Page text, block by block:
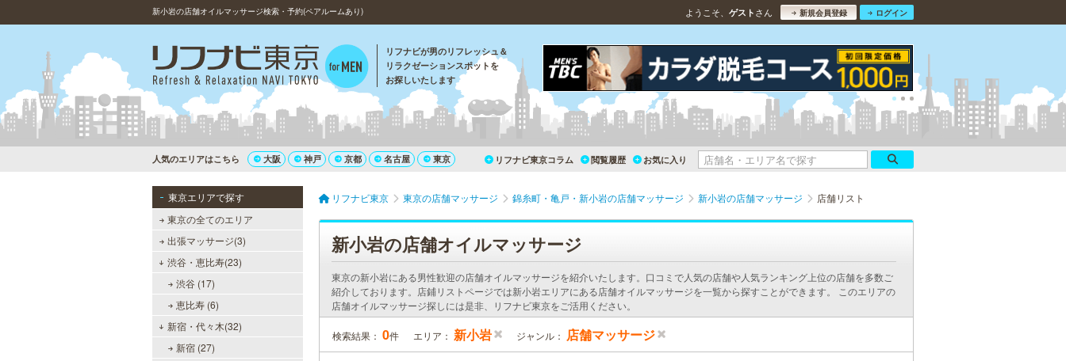
新小岩の店舗オイルマッサージ検索・予約(ペアルームあり) ようこそ、 ゲスト さん 新規会員登録 ログイン
リフナビが男のリフレッシュ＆
リラクゼーションスポットを
お探しいたします
人気のエリアはこちら 大阪 神戸 京都 名古屋 東京 リフナビ東京コラム 閲覧履歴 お気に入り
東京エリアで探す
東京の全てのエリア
出張マッサージ(3)
渋谷・恵比寿(23)
渋谷 (17)
恵比寿 (6)
新宿・代々木(32)
新宿 (27)
リフナビ東京 東京の店舗マッサージ 錦糸町・亀戸・新小岩の店舗マッサージ 新小岩の店舗マッサージ 店舗リスト
新小岩の店舗オイルマッサージ
東京の新小岩にある男性歓迎の店舗オイルマッサージを紹介いたします。口コミで人気の店舗や人気ランキング上位の店舗を多数ご
紹介しております。店鋪リストページでは新小岩エリアにある店舗オイルマッサージを一覧から探すことができます。 このエリアの
店舗オイルマッサージ探しには是非、リフナビ東京をご活用ください。
検索結果： 0件 エリア： 新小岩 ジャンル： 店舗マッサージ